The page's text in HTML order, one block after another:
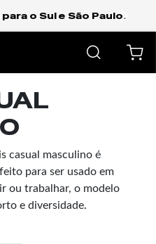
o Sul e São Paulo.
casual masculino é
para ser usado em
ou trabalhar, o modelo
e diversidade.